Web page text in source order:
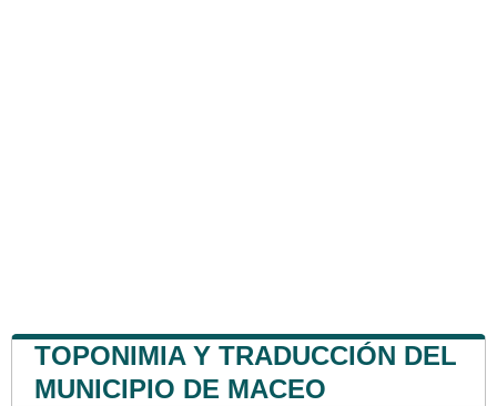
TOPONIMIA Y TRADUCCIÓN DEL
MUNICIPIO DE MACEO